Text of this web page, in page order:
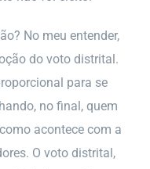
No meu entender,
do voto distrital.
para se
no final, quem
acontece com a
O voto distrital,